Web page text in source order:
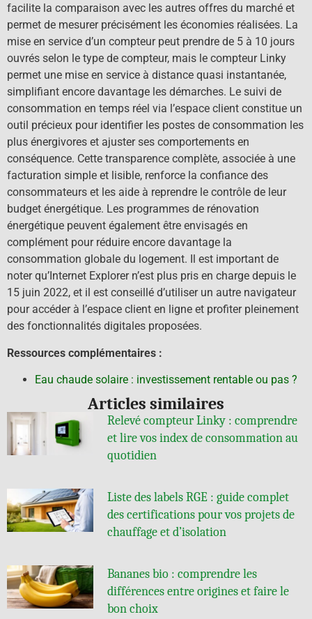
Articles similaires
Relevé compteur Linky : comprendre
et lire vos index de consommation au
quotidien
Liste des labels RGE : guide complet
des certifications pour vos projets de
chauffage et d’isolation
Bananes bio : comprendre les
différences entre origines et faire le
bon choix
facilite la comparaison avec les autres offres du marché et
permet de mesurer précisément les économies réalisées. La
mise en service d’un compteur peut prendre de 5 à 10 jours
ouvrés selon le type de compteur, mais le compteur Linky
permet une mise en service à distance quasi instantanée,
simplifiant encore davantage les démarches. Le suivi de
consommation en temps réel via l’espace client constitue un
outil précieux pour identifier les postes de consommation les
plus énergivores et ajuster ses comportements en
conséquence. Cette transparence complète, associée à une
facturation simple et lisible, renforce la confiance des
consommateurs et les aide à reprendre le contrôle de leur
budget énergétique. Les programmes de rénovation
énergétique peuvent également être envisagés en
complément pour réduire encore davantage la
consommation globale du logement. Il est important de
noter qu’Internet Explorer n’est plus pris en charge depuis le
15 juin 2022, et il est conseillé d’utiliser un autre navigateur
pour accéder à l’espace client en ligne et profiter pleinement
des fonctionnalités digitales proposées.
Ressources complémentaires :
Eau chaude solaire : investissement rentable ou pas ?